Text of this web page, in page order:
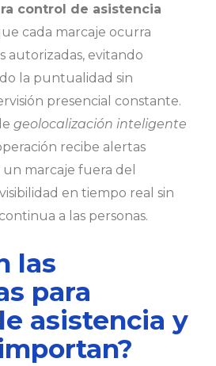
control de asistencia
cada marcaje ocurra
autorizadas, evitando
la puntualidad sin
presencial constante.
geolocalización inteligente
recibe alertas
marcaje fuera del
en tiempo real sin
a las personas.
las
para
asistencia y